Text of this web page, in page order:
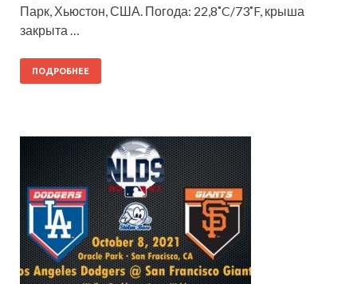
Парк, Хьюстон, США. Погода: 22,8˚C/73˚F, крыша
закрыта …
ПОДРОБНЕЕ